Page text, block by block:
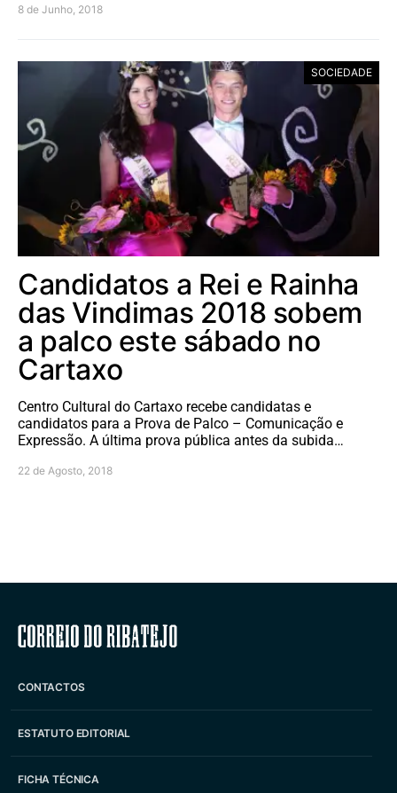
8 de Junho, 2018
SOCIEDADE
Candidatos a Rei e Rainha
das Vindimas 2018 sobem
a palco este sábado no
Cartaxo
Centro Cultural do Cartaxo recebe candidatas e
candidatos para a Prova de Palco – Comunicação e
Expressão. A última prova pública antes da subida…
22 de Agosto, 2018
Correio do Ribatejo
CONTACTOS
ESTATUTO EDITORIAL
FICHA TÉCNICA